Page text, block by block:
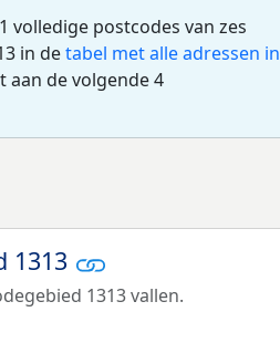
volledige postcodes van zes
in detabel met alle adressen in
aan de volgende 4
1313
1313 vallen.